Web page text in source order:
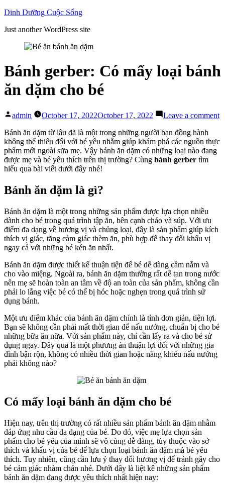
Skip
content
Dinh Dưỡng Cuộc Sống
Just another WordPress site
Bánh gerber: Có mấy loại bánh
ăn dặm cho bé
Posted
admin October 17, 2022October 17, 2022 Leave a comment
Bánh ăn dặm từ lâu đã là một trong những người bạn đồng hành
không thể thiếu đối với bé yêu nhằm giúp khám phá các nguồn thực
phẩm mới ngoài sữa mẹ. Vậy bánh ăn dặm có những loại nào đang
được mẹ và bé yêu thích trên thị trường? Cùng bánh gerber tìm
hiểu qua bài viết dưới đây nhé!
Bánh ăn dặm là gì?
Bánh ăn dặm là một trong những sản phẩm được lựa chọn nhiều
dành cho bé trong quá trình tập ăn, bên cạnh cháo và súp. Với ưu
điểm đa dạng về hương vị và chủng loại, đây là sản phẩm giúp kích
thích vị giác, tăng cảm giác thèm ăn, phù hợp để thay đổi khẩu vị
ngay cả với những bé kén ăn nhất.
Bánh ăn dặm được thiết kế thuận tiện để bé dễ dàng cầm nắm và
cho vào miệng. Ngoài ra, bánh ăn dặm thường rất dễ tan trong nước
nên mẹ sẽ hoàn toàn an tâm về độ an toàn của sản phẩm, không cần
phải lo lắng việc bé có thể bị hóc hoặc nghẹn trong quá trình sử
dụng bánh.
Một ưu điểm khác của bánh ăn dặm chính là tính đơn giản, tiện lợi.
Bạn sẽ không cần phải mất thời gian để nấu nướng, chuẩn bị cho bé
những bữa ăn nữa. Với sản phẩm này, chỉ cần lấy ra và cho bé sử
dụng ngay. Đây quả là một phương án thuận lợi đối với những gia
đình bận rộn, không có nhiều thời gian hoặc năng khiếu nấu nướng
phải không nào?
Có mấy loại bánh ăn dặm cho bé
Hiện nay, trên thị trường có rất nhiều sản phẩm bánh ăn dặm nhằm
đáp ứng nhu cầu đa dạng của bé. Do đó, việc mẹ lựa chọn sản
phẩm cho bé yêu của mình sẽ vô cùng dễ dàng, tùy thuộc vào sở
thích và khẩu vị của bé để lựa chọn loại bánh ăn dặm mà bé yêu
thích. Tuy nhiên, cũng cần lưu ý thay đổi hương vị để tránh gây cho
bé cảm giác nhàm chán nhé. Dưới đây là liệt kê những sản phẩm
bánh ăn dặm đang được yêu thích nhất hiện nay: